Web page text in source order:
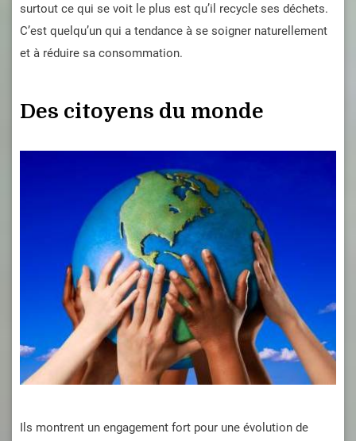
surtout ce qui se voit le plus est qu’il recycle ses déchets.
C’est quelqu’un qui a tendance à se soigner naturellement
et à réduire sa consommation.
Des citoyens du monde
Ils montrent un engagement fort pour une évolution de